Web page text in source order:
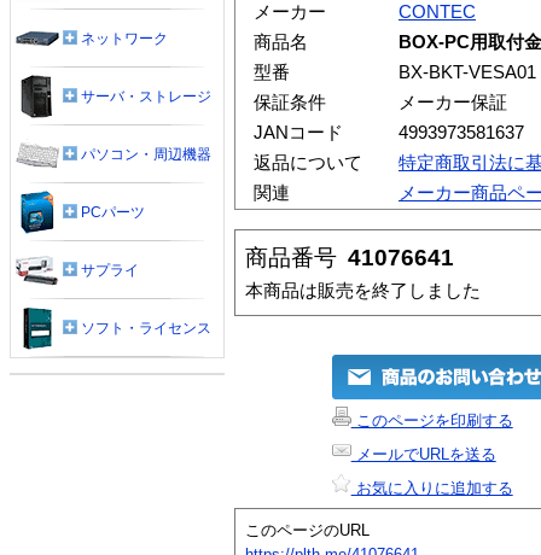
メーカー
CONTEC
商品名
BOX-PC用取付
型番
BX-BKT-VESA01
保証条件
メーカー保証
JANコード
4993973581637
返品について
特定商取引法に
関連
メーカー商品ペ
商品番号 41076641
本商品は販売を終了しました
このページを印刷する
メールでURLを送る
お気に入りに追加する
このページのURL
ネットワーク
サーバ・ストレージ
パソコン・周辺機器
PCパーツ
サプライ
ソフト・ライセンス